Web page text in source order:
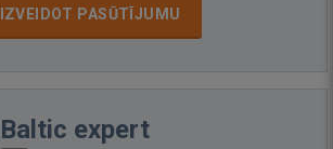
IZVEIDOT PASŪTĪJUMU
Baltic expert